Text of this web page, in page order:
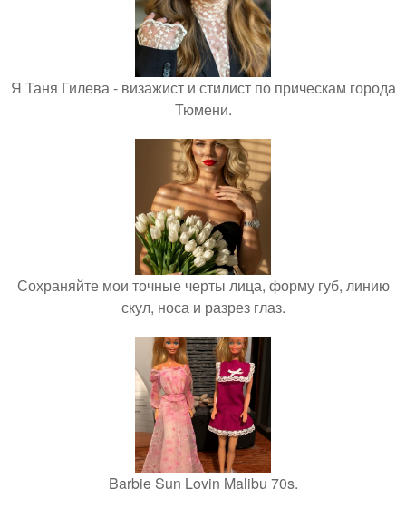
Я Таня Гилева - визажист и стилист по прическам города
Тюмени.
Сохраняйте мои точные черты лица, форму губ, линию
скул, носа и разрез глаз.
Barbie Sun Lovin Malibu 70s.